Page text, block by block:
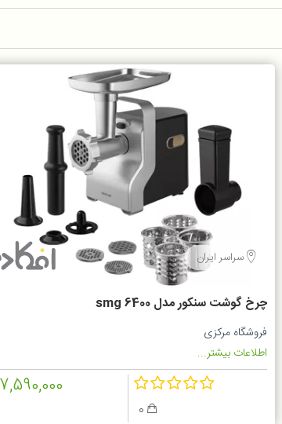
سراسر ایران
چرخ گوشت سنکور مدل smg 6400
فروشگاه مرکزی
اطلاعات بیشتر...